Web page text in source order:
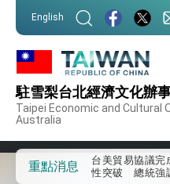
English
駐雪梨台北經濟文化辦
Taipei Economic and Cultural
Australia
重點消息
及「台灣智慧
世界展現台灣守
總統出訪史瓦
堅定走向世界 賴
訪問
總統與五院院長
國家邁出合作第
台美貿易協議完
性突破 總統強